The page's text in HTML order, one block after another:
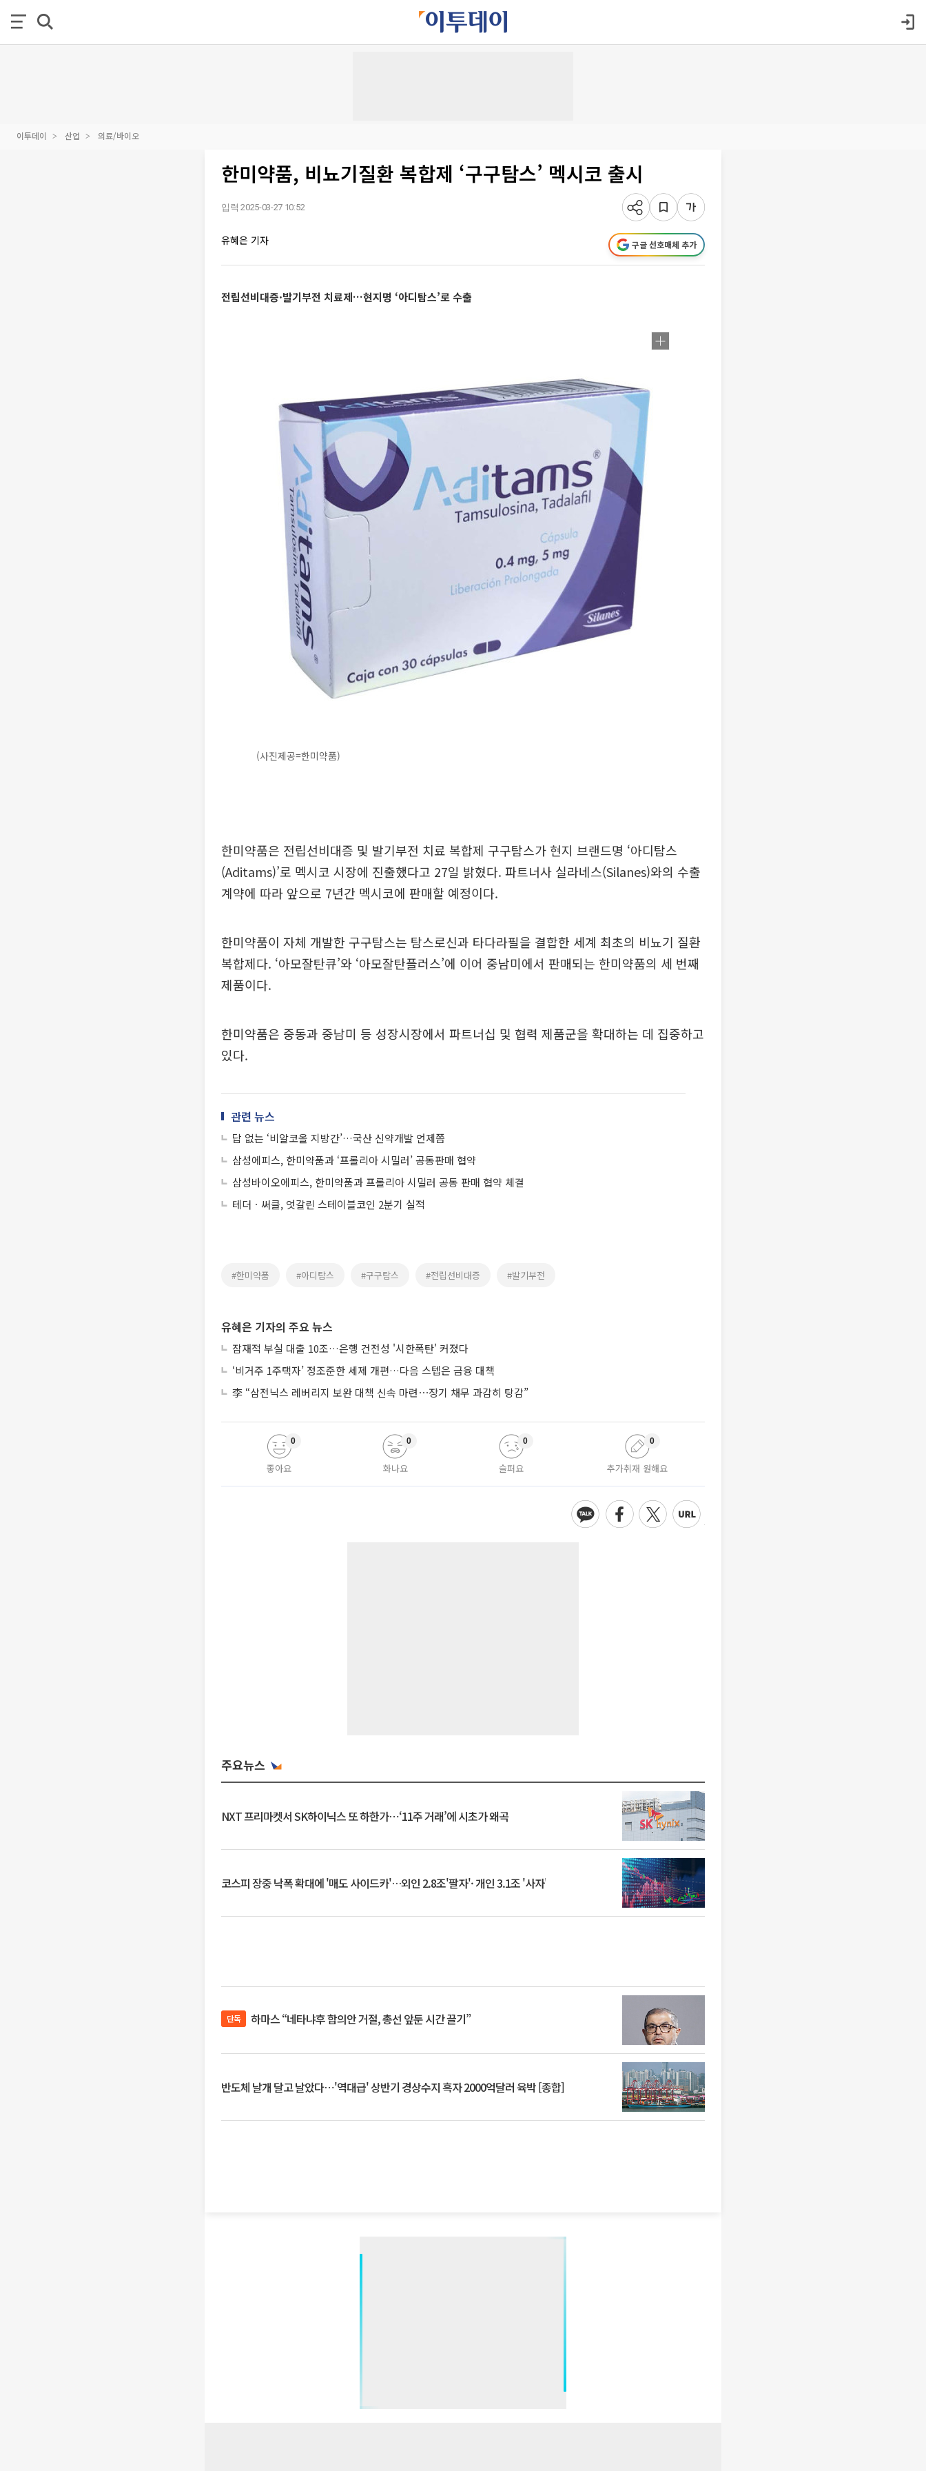
이투데이 산업 의료/바이오
한미약품, 비뇨기질환 복합제 ‘구구탐스’ 멕시코 출시
입력 2025-03-27 10:52
유혜은 기자 구글 선호매체 추가
전립선비대증·발기부전 치료제…현지명 ‘아디탐스’로 수출
(사진제공=한미약품)
한미약품은 전립선비대증 및 발기부전 치료 복합제 구구탐스가 현지 브랜드명 ‘아디탐스
(Aditams)’로 멕시코 시장에 진출했다고 27일 밝혔다. 파트너사 실라네스(Silanes)와의 수출
계약에 따라 앞으로 7년간 멕시코에 판매할 예정이다.
한미약품이 자체 개발한 구구탐스는 탐스로신과 타다라필을 결합한 세계 최초의 비뇨기 질환
복합제다. ‘아모잘탄큐’와 ‘아모잘탄플러스’에 이어 중남미에서 판매되는 한미약품의 세 번째
제품이다.
한미약품은 중동과 중남미 등 성장시장에서 파트너십 및 협력 제품군을 확대하는 데 집중하고
있다.
관련 뉴스
답 없는 ‘비알코올 지방간’…국산 신약개발 언제쯤
삼성에피스, 한미약품과 ‘프롤리아 시밀러’ 공동판매 협약
삼성바이오에피스, 한미약품과 프롤리아 시밀러 공동 판매 협약 체결
테더ㆍ써클, 엇갈린 스테이블코인 2분기 실적
#한미약품 #아디탐스 #구구탐스 #전립선비대증 #발기부전
유혜은 기자의 주요 뉴스
잠재적 부실 대출 10조…은행 건전성 '시한폭탄' 커졌다
‘비거주 1주택자’ 정조준한 세제 개편…다음 스텝은 금융 대책
李 “삼전닉스 레버리지 보완 대책 신속 마련⋯장기 채무 과감히 탕감”
좋아요
0
화나요
0
슬퍼요
0
추가취재 원해요
0
주요뉴스
NXT 프리마켓서 SK하이닉스 또 하한가⋯‘11주 거래’에 시초가 왜곡
코스피 장중 낙폭 확대에 '매도 사이드카'…외인 2.8조'팔자'· 개인 3.1조 '사자'
단독 하마스 “네타냐후 합의안 거절, 총선 앞둔 시간 끌기”
반도체 날개 달고 날았다⋯'역대급' 상반기 경상수지 흑자 2000억달러 육박 [종합]